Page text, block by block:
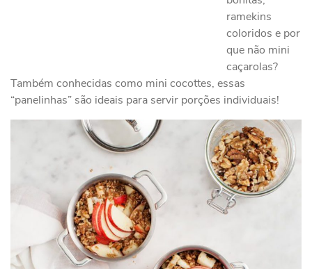
ramekins
coloridos e por
que não mini
caçarolas?
Também conhecidas como mini cocottes, essas
“panelinhas” são ideais para servir porções individuais!